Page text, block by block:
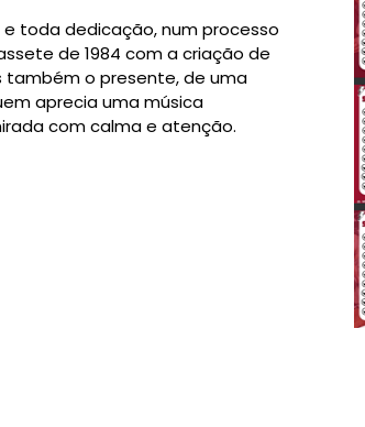
toda dedicação, num processo
de 1984 com a criação de
também o presente, de uma
aprecia uma música
com calma e atenção.